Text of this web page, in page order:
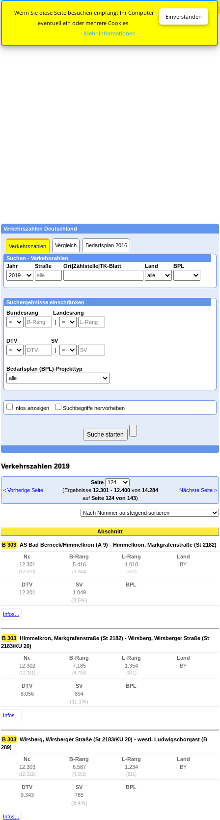
Verkehrszahlen Deutschland
Verkehrszahlen Vergleich Bedarfsplan 2016
Suchen - Verkehszahlen
Jahr
Straße Ort|Zählstelle|TK-Blatt Land BPL
Suchergebnisse einschränken
Bundesrang Landesrang
|
DTV SV
|
Bedarfsplan (BPL)-Projekttyp
Infos anzeigen Suchbegriffe hervorheben
Verkehrszahlen 2019
< Vorherige Seite
Seite
(Ergebnisse 12.301- 12.400von 14.284
auf Seite 124 von 143)
Nächste Seite >
Abschnitt
B 303 AS Bad Berneck/Himmelkron (A 9) - Himmelkron, Markgrafenstraße (St 2182)
Nr.
12.301
(12.310)
B-Rang
5.416
(3.044)
L-Rang
1.010
(597)
Land
BY
DTV
12.201
SV
1.049
(8,6%)
BPL
Infos...
B 303 Himmelkron, Markgrafenstraße (St 2182) - Wirsberg, Wirsberger Straße (St
2183/KU 20)
Nr.
12.302
(12.311)
B-Rang
7.185
(4.796)
L-Rang
1.354
(941)
Land
BY
DTV
8.056
SV
894
(11,1%)
BPL
Infos...
B 303 Wirsberg, Wirsberger Straße (St 2183/KU 20) - westl. Ludwigschorgast (B
289)
Nr.
12.303
(12.312)
B-Rang
6.587
(4.202)
L-Rang
1.234
(821)
Land
BY
DTV
9.343
SV
785
(8,4%)
BPL
Infos...
Einverstanden
Wenn Sie diese Seite besuchen empfängt Ihr Computer
eventuell ein oder mehrere Cookies.
Mehr Informationen